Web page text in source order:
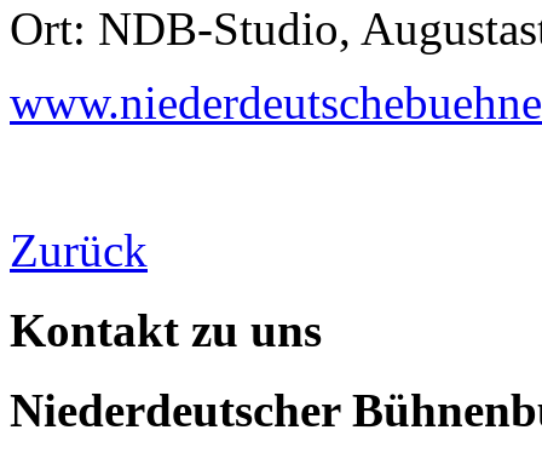
Ort: NDB-Studio,
Zurück
Kontakt zu uns
Niederdeutscher